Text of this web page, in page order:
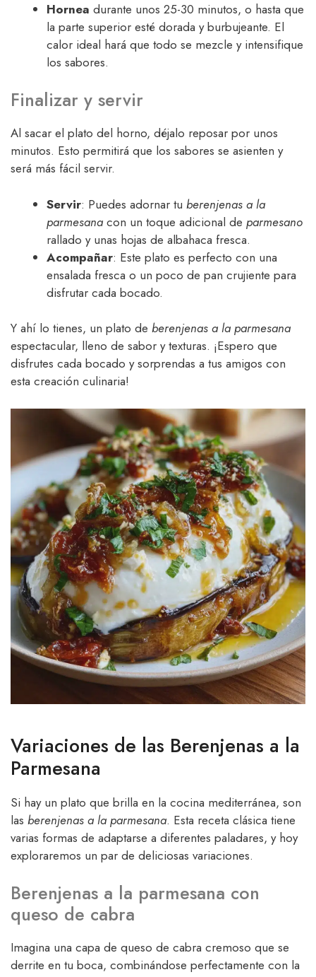
Hornea durante unos 25-30 minutos, o hasta que
la parte superior esté dorada y burbujeante. El
calor ideal hará que todo se mezcle y intensifique
los sabores.
Finalizar y servir
Al sacar el plato del horno, déjalo reposar por unos
minutos. Esto permitirá que los sabores se asienten y
será más fácil servir.
Servir: Puedes adornar tu berenjenas a la
parmesana con un toque adicional de parmesano
rallado y unas hojas de albahaca fresca.
Acompañar: Este plato es perfecto con una
ensalada fresca o un poco de pan crujiente para
disfrutar cada bocado.
Y ahí lo tienes, un plato de berenjenas a la parmesana
espectacular, lleno de sabor y texturas. ¡Espero que
disfrutes cada bocado y sorprendas a tus amigos con
esta creación culinaria!
Variaciones de las Berenjenas a la
Parmesana
Si hay un plato que brilla en la cocina mediterránea, son
las berenjenas a la parmesana. Esta receta clásica tiene
varias formas de adaptarse a diferentes paladares, y hoy
exploraremos un par de deliciosas variaciones.
Berenjenas a la parmesana con
queso de cabra
Imagina una capa de queso de cabra cremoso que se
derrite en tu boca, combinándose perfectamente con la